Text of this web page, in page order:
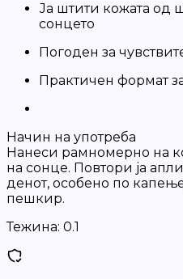
Ја штити кожата од
сонцето
Погоден за
Практичен формат
Начин на употреба
Нанеси рамномерно на
на сонце. Повтори ја
денот, особено по
пешкир.
Тежина: 0.1